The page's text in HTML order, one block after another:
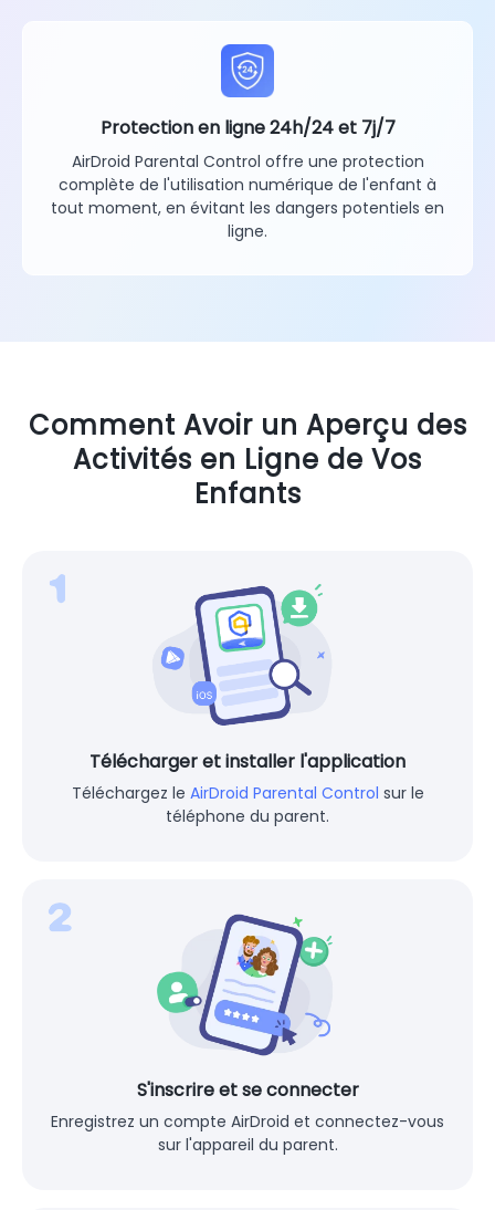
Protection en ligne 24h/24 et 7j/7
AirDroid Parental Control offre une protection
complète de l'utilisation numérique de l'enfant à
tout moment, en évitant les dangers potentiels en
ligne.
Comment Avoir un Aperçu des
Activités en Ligne de Vos
Enfants
Télécharger et installer l'application
Téléchargez le AirDroid Parental Control sur le
téléphone du parent.
S'inscrire et se connecter
Enregistrez un compte AirDroid et connectez-vous
sur l'appareil du parent.